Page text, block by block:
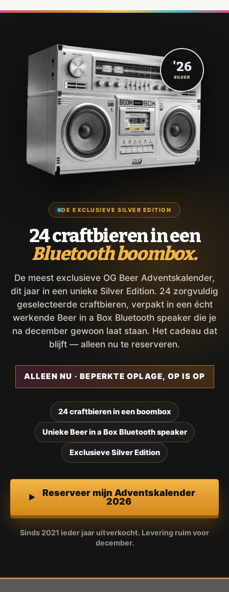
DE EXCLUSIEVE SILVER EDITION
24 craftbieren in een
Bluetooth boombox.
De meest exclusieve OG Beer Adventskalender,
dit jaar in een unieke Silver Edition. 24 zorgvuldig
geselecteerde craftbieren, verpakt in een écht
werkende Beer in a Box Bluetooth speaker die je
na december gewoon laat staan. Het cadeau dat
blijft — alleen nu te reserveren.
ALLEEN NU · BEPERKTE OPLAGE, OP IS OP
24 craftbieren in een boombox
Unieke Beer in a Box Bluetooth speaker
Exclusieve Silver Edition
Reserveer mijn Adventskalender
2026
Sinds 2021 ieder jaar uitverkocht. Levering ruim voor
december.
'26
SILVER